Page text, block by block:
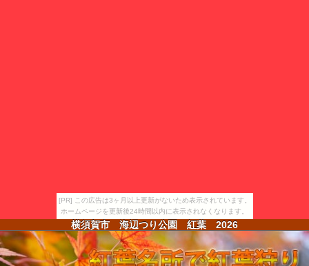
[PR] この広告は3ヶ月以上更新がないため表示されています。
ホームページを更新後24時間以内に表示されなくなります。
横須賀市 海辺つり公園 紅葉 2026